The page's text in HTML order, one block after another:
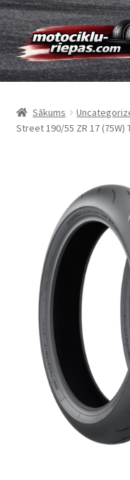
Skip
to
navigation
Skip
to
content
Riepas
Kameras
Viss par riepām
Zīmoli
Kontakti
Sākums
Street 190/55 ZR 17 (75W)